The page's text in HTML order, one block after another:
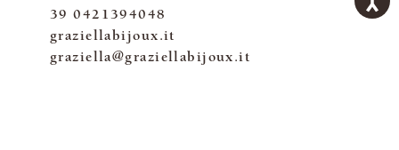
39 0421394048
graziellabijoux.it
graziella@graziellabijoux.it